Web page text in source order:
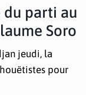
du parti au
Soro
jeudi, la
pour